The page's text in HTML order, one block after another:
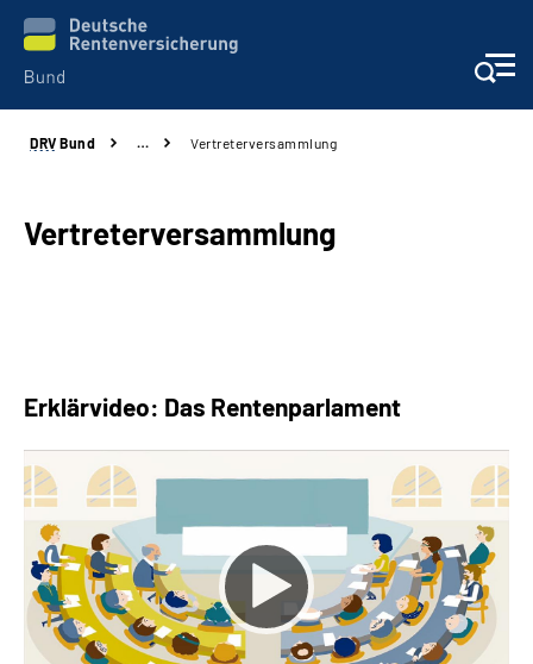
Beratung & Kontakt
Reha-Zentren
Über uns
Online-Services
Inhalte in Gebärdensprache (DGS)
Leichte Sprache
DRV Bund … Vertreterversammlung
Vertreterversammlung
Erklärvideo: Das Rentenparlament